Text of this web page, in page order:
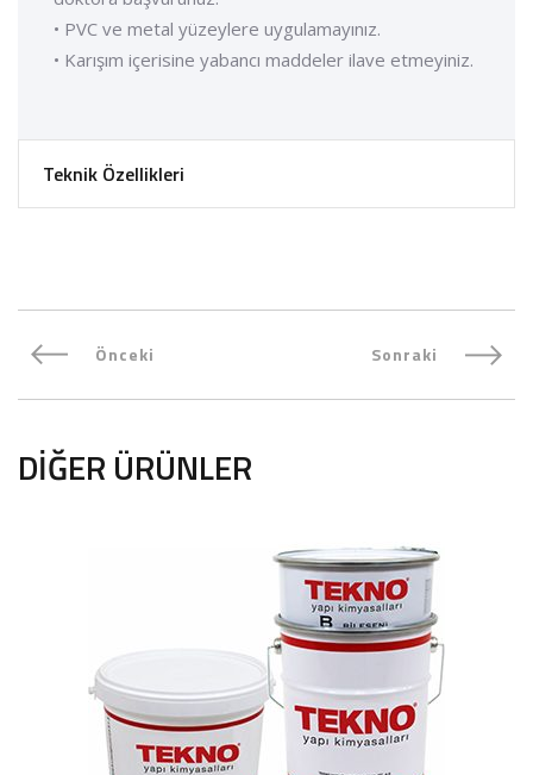
• PVC ve metal yüzeylere uygulamayınız.
• Karışım içerisine yabancı maddeler ilave etmeyiniz.
Teknik Özellikleri
Önceki Sonraki
DIĞER ÜRÜNLER